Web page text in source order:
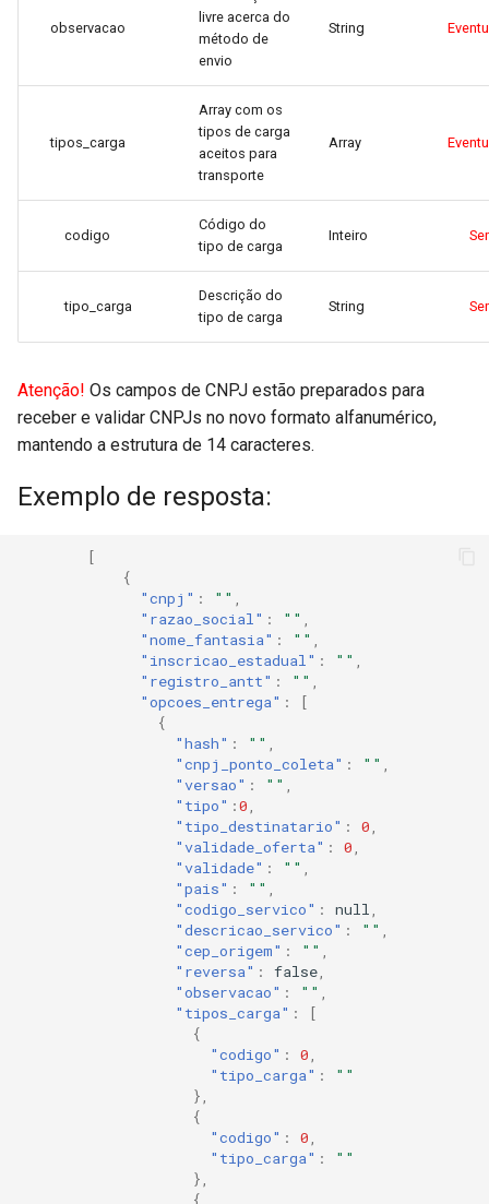
observacao
livre acerca do
método de
envio
String
tipos_carga
Array com os
tipos de carga
aceitos para
transporte
Array
codigo
Código do
tipo de carga
Inteiro
tipo_carga
Descrição do
tipo de carga
String
Atenção! Os campos de CNPJ estão preparados para
receber e validar CNPJs no novo formato alfanumérico,
mantendo a estrutura de 14 caracteres.
Exemplo de resposta:
[
{
"cnpj" : ""
"razao_social" : ""
"nome_fantasia" : ""
"inscricao_estadual" : ""
"registro_antt" : ""
"opcoes_entrega" :
[
{
"hash" : ""
"cnpj_ponto_coleta" : ""
"versao" : ""
"tipo" :0
"tipo_destinatario" : 0
"validade_oferta" : 0
"validade" : ""
"pais" : ""
"codigo_servico" : null
"descricao_servico" : ""
"cep_origem" : ""
"reversa" : false
"observacao" : ""
"tipos_carga" :
[
{
"codigo" : 0
"tipo_carga" :
""
},
{
"codigo" : 0
"tipo_carga" :
""
},
{